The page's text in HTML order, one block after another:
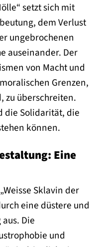
setzt sich mit
dem Verlust
ungebrochenen
auseinander. Der
von Macht und
Grenzen,
zu überschreiten.
die Solidarität, die
können.
Eine
Sklavin der
eine düstere und
Die
und